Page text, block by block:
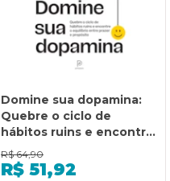
Domine sua dopamina:
Quebre o ciclo de
hábitos ruins e encontre
o equilíbrio entre prazer
e propósito
R$ 64,90
R$ 51,92